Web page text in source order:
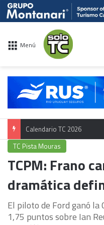
Menú
Calendario TC 2026
TC Pista Mouras
TCPM: Frano
dramática
El piloto de Ford ganó la
1,75 puntos sobre Ian